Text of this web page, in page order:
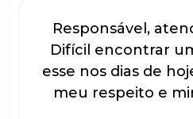
Responsável,
Difícil encontrar
esse nos dias de
meu respeito e